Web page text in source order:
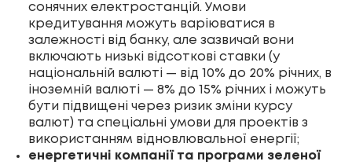
сонячних електростанцій. Умови
кредитування можуть варіюватися в
залежності від банку, але зазвичай вони
включають низькі відсоткові ставки (у
національній валюті — від 10% до 20% річних, в
іноземній валюті — 8% до 15% річних і можуть
бути підвищені через ризик зміни курсу
валют) та спеціальні умови для проектів з
використанням відновлювальної енергії;
енергетичні компанії та програми зеленої